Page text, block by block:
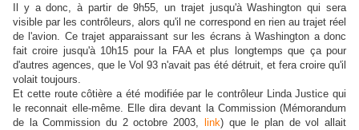
Il y a donc, à partir de 9h55, un trajet jusqu'à Washington qui sera
visible par les contrôleurs, alors qu'il ne correspond en rien au trajet réel
de l'avion. Ce trajet apparaissant sur les écrans à Washington a donc
fait croire jusqu'à 10h15 pour la FAA et plus longtemps que ça pour
d'autres agences, que le Vol 93 n'avait pas été détruit, et fera croire qu'il
volait toujours.
Et cette route côtière a été modifiée par le contrôleur Linda Justice qui
le reconnait elle-même. Elle dira devant la Commission (Mémorandum
de la Commission du 2 octobre 2003,
link) que le plan de vol allait